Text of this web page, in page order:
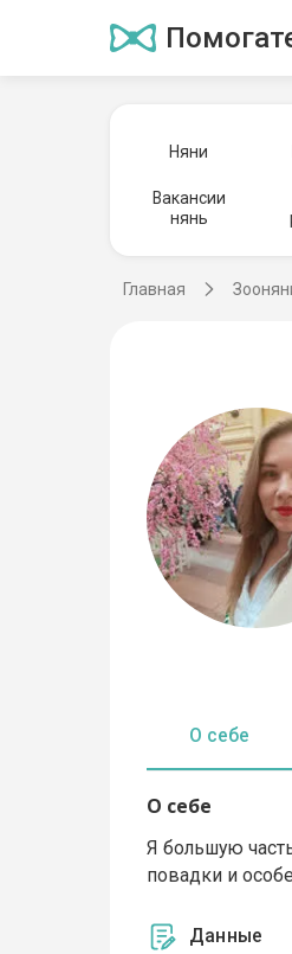
Няни
Вакансии
нянь
Главная
О себе
О себе
Я большую
повадки и
Данные